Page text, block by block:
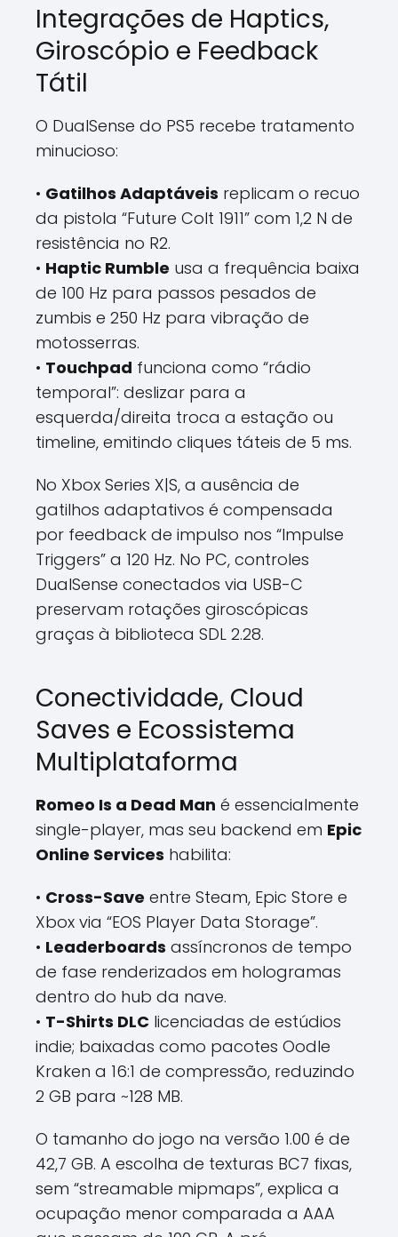
Integrações de Haptics,
Giroscópio e Feedback
Tátil
O DualSense do PS5 recebe tratamento
minucioso:
• Gatilhos Adaptáveis replicam o recuo
da pistola “Future Colt 1911” com 1,2 N de
resistência no R2.
• Haptic Rumble usa a frequência baixa
de 100 Hz para passos pesados de
zumbis e 250 Hz para vibração de
motosserras.
• Touchpad funciona como “rádio
temporal”: deslizar para a
esquerda/direita troca a estação ou
timeline, emitindo cliques táteis de 5 ms.
No Xbox Series X|S, a ausência de
gatilhos adaptativos é compensada
por feedback de impulso nos “Impulse
Triggers” a 120 Hz. No PC, controles
DualSense conectados via USB-C
preservam rotações giroscópicas
graças à biblioteca SDL 2.28.
Conectividade, Cloud
Saves e Ecossistema
Multiplataforma
Romeo Is a Dead Man é essencialmente
single-player, mas seu backend em Epic
Online Services habilita:
• Cross-Save entre Steam, Epic Store e
Xbox via “EOS Player Data Storage”.
• Leaderboards assíncronos de tempo
de fase renderizados em hologramas
dentro do hub da nave.
• T-Shirts DLC licenciadas de estúdios
indie; baixadas como pacotes Oodle
Kraken a 16:1 de compressão, reduzindo
2 GB para ~128 MB.
O tamanho do jogo na versão 1.00 é de
42,7 GB. A escolha de texturas BC7 fixas,
sem “streamable mipmaps”, explica a
ocupação menor comparada a AAA